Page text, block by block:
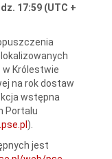
17:59 (UTC +
Królestwie
na rok dostaw
wstępna
Portalu
).
jest